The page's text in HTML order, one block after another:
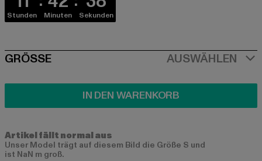
Stunden Minuten Sekunden
SIZE
GRÖSSE AUSWÄHLEN
IN DEN WARENKORB
Artikel fällt normal aus
Unser Model trägt auf diesem Bild die Größe S und
ist NaN m groß.